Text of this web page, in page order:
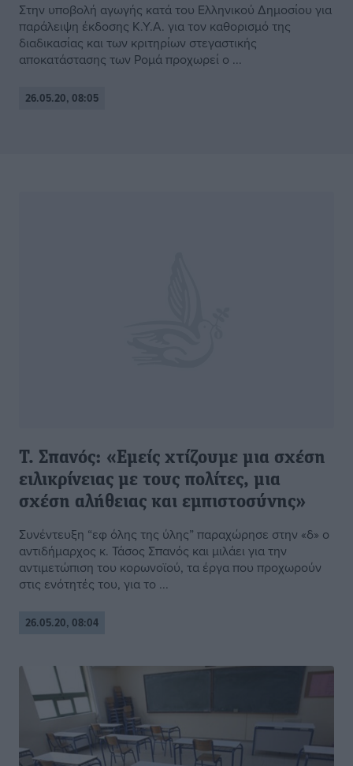
Στην υποβολή αγωγής κατά του Ελληνικού Δημοσίου για
παράλειψη έκδοσης Κ.Υ.Α. για τον καθορισμό της
διαδικασίας και των κριτηρίων στεγαστικής
αποκατάστασης των Ρομά προχωρεί ο ...
26.05.20, 08:05
T. Σπανός: «Εμείς χτίζουμε μια σχέση
ειλικρίνειας με τους πολίτες, μια
σχέση αλήθειας και εμπιστοσύνης»
Συνέντευξη “εφ όλης της ύλης” παραχώρησε στην «δ» ο
αντιδήμαρχος κ. Τάσος Σπανός και μιλάει για την
αντιμετώπιση του κορωνοϊού, τα έργα που προχωρούν
στις ενότητές του, για το ...
26.05.20, 08:04